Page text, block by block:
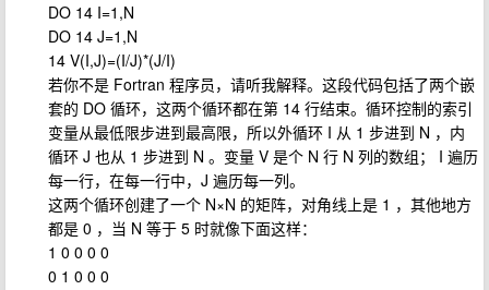
DO 14 I=1,N
DO 14 J=1,N
14 V(I,J)=(I/J)*(J/I)
若你不是 Fortran 程序员，请听我解释。这段代码包括了两个嵌
套的 DO 循环，这两个循环都在第 14 行结束。循环控制的索引
变量从最低限步进到最高限，所以外循环 I 从 1 步进到 N ，内
循环 J 也从 1 步进到 N 。变量 V 是个 N 行 N 列的数组； I 遍历
每一行，在每一行中，J 遍历每一列。
这两个循环创建了一个 N×N 的矩阵，对角线上是 1 ，其他地方
都是 0 ，当 N 等于 5 时就像下面这样：
1 0 0 0 0
0 1 0 0 0